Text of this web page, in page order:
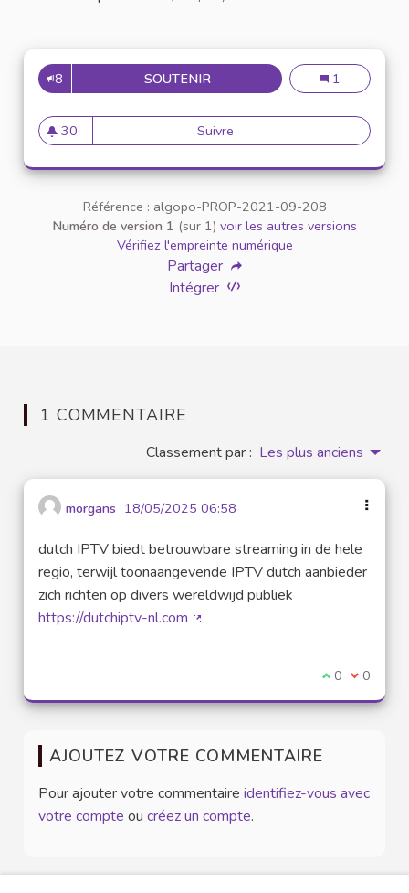
8 SOUTENIRLA CONSOMMATION D'EAU
La1
30
30 abonnés
Suivre La consommation d'eau au
Référence : algopo-PROP-2021-09-208
Numéro de version 1 (sur 1) voir les autres versions
Vérifiez l'empreinte numérique
Partager
Intégrer
1 COMMENTAIRE
Classement par : Les plus anciens
morgans 18/05/2025 06:58
dutch IPTV biedt betrouwbare streaming in de hele
regio, terwijl toonaangevende IPTV dutch aanbieder
zich richten op divers wereldwijd publiek
https://dutchiptv-nl.com
Je suis
0 Je ne
0
AJOUTEZ VOTRE COMMENTAIRE
Pour ajouter votre commentaire identifiez-vous avec
votre compte ou créez un compte.